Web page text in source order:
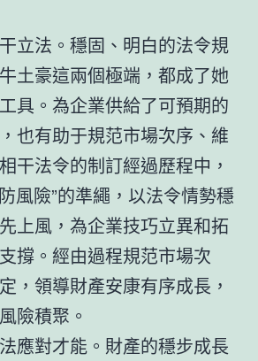
立法。穩固、明白的法令規
土豪這兩個極端，都成了她
具。為企業供給了可預期的
也有助于規范市場次序、維
干法令的制訂經過歷程中，
風險”的準繩，以法令情勢穩
上風，為企業技巧立異和拓
撐。經由過程規范市場次
，領導財產安康有序成長，
險積聚。
應對才能。財產的穩步成長